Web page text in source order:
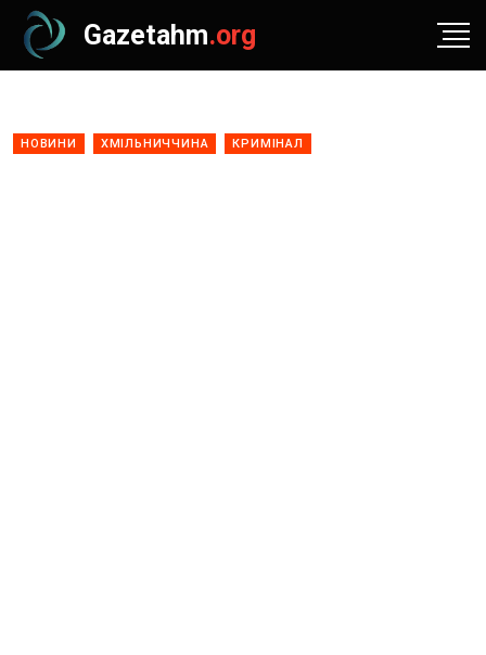
Gazetahm.org
НОВИНИ ХМІЛЬНИЧЧИНА КРИМІНАЛ